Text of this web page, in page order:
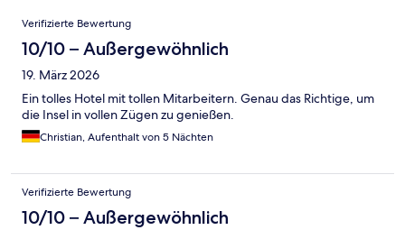
Bewertungen
Verifizierte Bewertung
10/10 – Außergewöhnlich
19. März 2026
Ein tolles Hotel mit tollen Mitarbeitern. Genau das Richtige, um
die Insel in vollen Zügen zu genießen.
Christian, Aufenthalt von 5 Nächten
Verifizierte Bewertung
10/10 – Außergewöhnlich